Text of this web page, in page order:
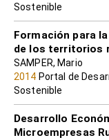
Sostenible
Formación para
de los territorios
SAMPER, Mario
2014 Portal de
Sostenible
Desarrollo
Microempresas